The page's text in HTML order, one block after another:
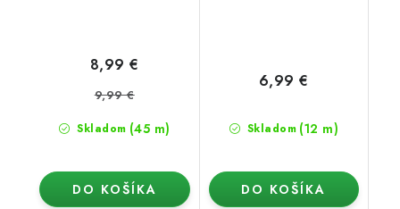
Skladom (45 m)
8,99 €
9,99 €
DO KOŠÍKA
Skladom (12 m)
6,99 €
DO KOŠÍKA